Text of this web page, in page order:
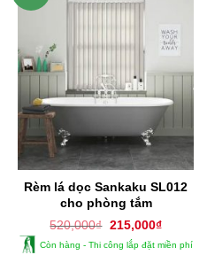
Rèm lá dọc Sankaku SL012
cho phòng tắm
520,000₫ Giá
là:
215,000₫Giá
tại
Còn hàng - Thi công lắp đặt miền phí